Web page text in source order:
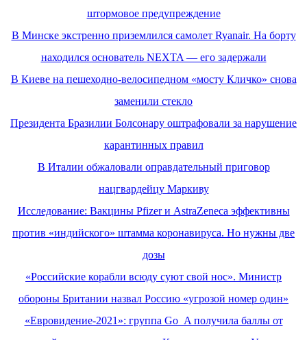
штормовое предупреждение
В Минске экстренно приземлился самолет Ryanair. На борту
находился основатель NEXTA — его задержали
В Киеве на пешеходно-велосипедном «мосту Кличко» снова
заменили стекло
Президента Бразилии Болсонару оштрафовали за нарушение
карантинных правил
В Италии обжаловали оправдательный приговор
нацгвардейцу Маркиву
Исследование: Вакцины Pfizer и AstraZeneca эффективны
против «индийского» штамма коронавируса. Но нужны две
дозы
«Российские корабли всюду суют свой нос». Министр
обороны Британии назвал Россию «угрозой номер один»
«Евровидение-2021»: группа Go_A получила баллы от